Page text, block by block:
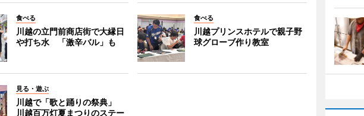
食べる
川越の立門前商店街で大縁日
や打ち水 「激辛バル」も
食べる
川越プリンスホテルで親子野
球グローブ作り教室
見る・遊ぶ
川越で「歌と踊りの祭典」
川越百万灯夏まつりのステー